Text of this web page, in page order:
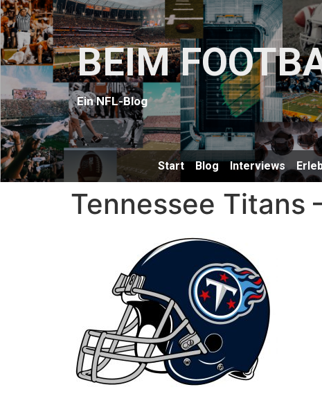
BEIM
Ein NFL-Blog
Start Blog Interviews
Tennessee Titans